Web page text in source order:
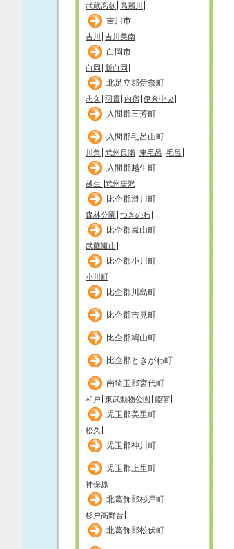
武蔵高萩 高麗川
吉川市
吉川 吉川美南
白岡市
白岡 新白岡
北足立郡伊奈町
志久 羽貫 内宿 伊奈中央
入間郡三芳町
入間郡毛呂山町
川角 武州長瀬 東毛呂 毛呂
入間郡越生町
越生 武州唐沢
比企郡滑川町
森林公園 つきのわ
比企郡嵐山町
武蔵嵐山
比企郡小川町
小川町
比企郡川島町
比企郡吉見町
比企郡鳩山町
比企郡ときがわ町
南埼玉郡宮代町
和戸 東武動物公園 姫宮
児玉郡美里町
松久
児玉郡神川町
児玉郡上里町
神保原
北葛飾郡杉戸町
杉戸高野台
北葛飾郡松伏町